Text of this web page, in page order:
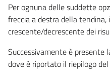
Per ognuna delle suddette
freccia a destra della
crescente/decrescente dei
Successivamente è presente
dove è riportato il riepilogo